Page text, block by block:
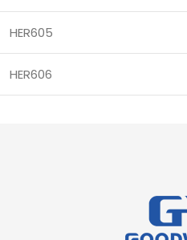
HER605
HER606